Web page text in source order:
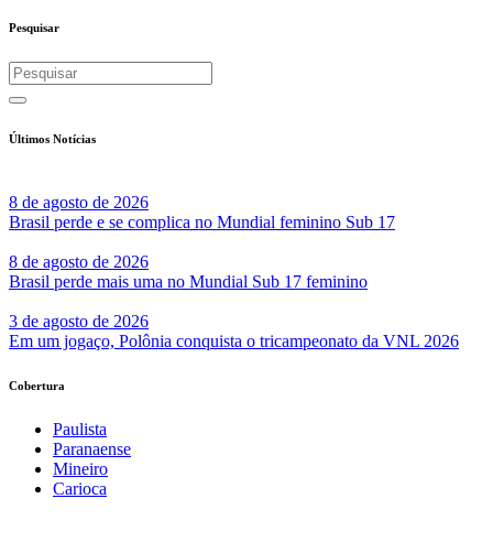
Pesquisar
Últimos Notícias
8 de agosto de 2026
Brasil perde e se complica no Mundial feminino Sub 17
8 de agosto de 2026
Brasil perde mais uma no Mundial Sub 17 feminino
3 de agosto de 2026
Em um jogaço, Polônia conquista o tricampeonato da VNL 2026
Cobertura
Paulista
Paranaense
Mineiro
Carioca